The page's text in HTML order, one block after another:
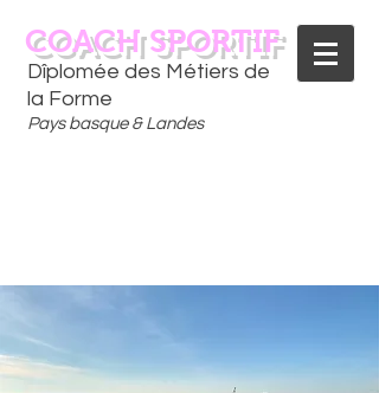
Dîplomée des Métiers de
la Forme
Pays basque & Landes
COACH SPORTIF